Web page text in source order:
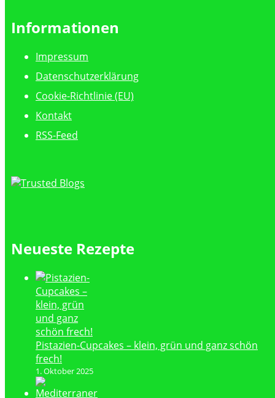
Informationen
Impressum
Datenschutzerklärung
Cookie-Richtlinie (EU)
Kontakt
RSS-Feed
Neueste Rezepte
Pistazien-Cupcakes – klein, grün und ganz schön
frech!
1. Oktober 2025